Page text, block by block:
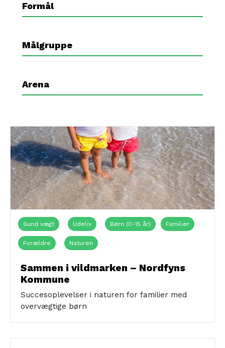
Formål
Målgruppe
Arena
Sund vægt Udeliv Børn (0-15 år) Familier
Forældre Naturen
Sammen i vildmarken – Nordfyns
Kommune
Succesoplevelser i naturen for familier med
overvægtige børn